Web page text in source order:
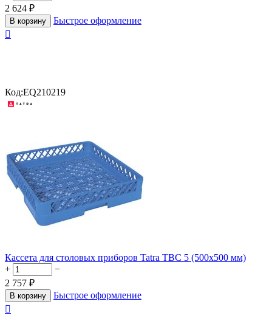
2 624 ₽
В корзину
Быстрое оформление

Код:EQ210219
Кассета для столовых приборов Tatra TBC 5 (500х500 мм)
+
−
2 757 ₽
В корзину
Быстрое оформление
